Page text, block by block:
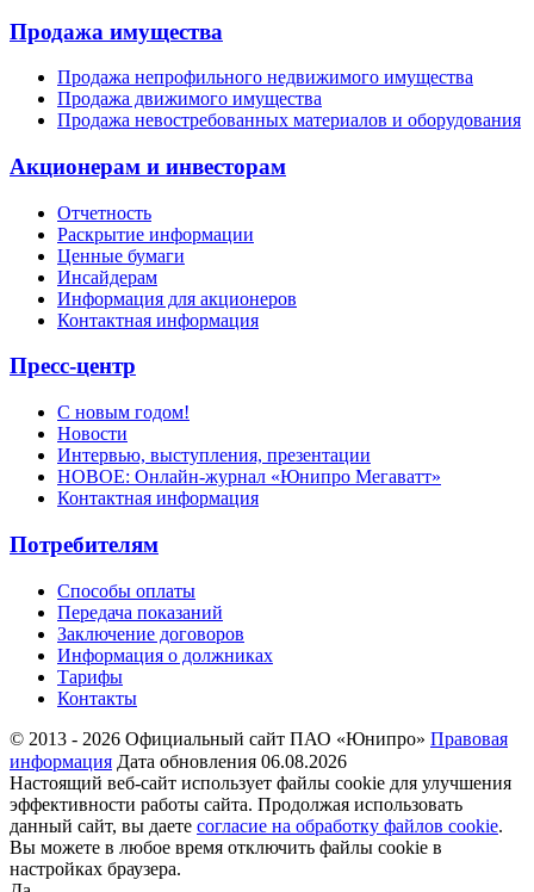
Продажа имущества
Продажа непрофильного недвижимого имущества
Продажа движимого имущества
Продажа невостребованных материалов и оборудования
Акционерам и инвесторам
Отчетность
Раскрытие информации
Ценные бумаги
Инсайдерам
Информация для акционеров
Контактная информация
Пресс-центр
С новым годом!
Новости
Интервью, выступления, презентации
НОВОЕ: Онлайн-журнал «Юнипро Мегаватт»
Контактная информация
Потребителям
Способы оплаты
Передача показаний
Заключение договоров
Информация о должниках
Тарифы
Контакты
© 2013 - 2026 Официальный сайт ПАО «Юнипро» Правовая
информация Дата обновления 06.08.2026
Настоящий веб-сайт использует файлы cookie для улучшения
эффективности работы сайта. Продолжая использовать
данный сайт, вы даете согласие на обработку файлов cookie.
Вы можете в любое время отключить файлы cookie в
настройках браузера.